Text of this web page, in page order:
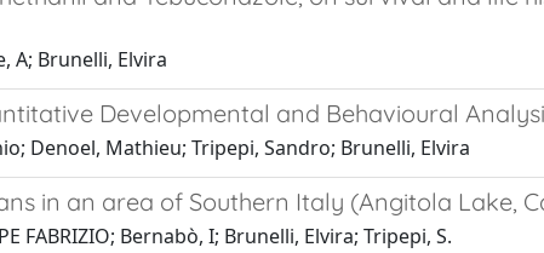
A; Brunelli, Elvira
Developmental and Behavioural
Denoel, Mathieu; Tripepi, Sandro; Brunelli, Elvira
in an area of Southern Italy (Angitola Lake,
FABRIZIO; Bernabò, I; Brunelli, Elvira; Tripepi, S.